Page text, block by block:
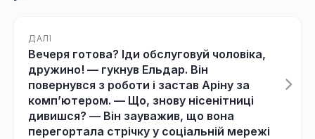
ДАЛІ
Вечеря готова? Іди обслуговуй чоловіка,
дружино! — гукнув Ельдар. Він
повернувся з роботи і застав Аріну за
комп’ютером. — Що, знову нісенітниці
дивишся? — Він зауважив, що вона
перегортала стрічку у соціальній мережі